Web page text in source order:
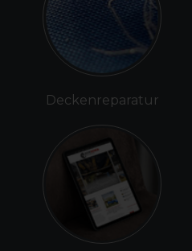
Deckenreparatur